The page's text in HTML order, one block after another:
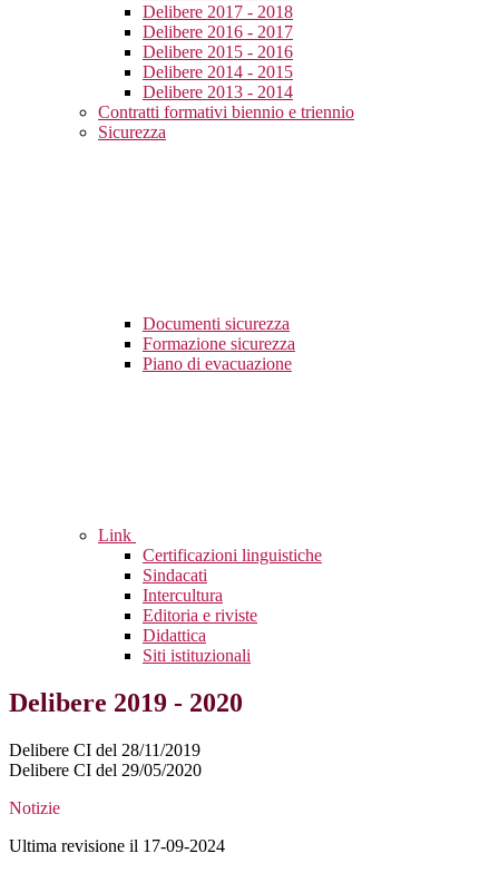
Delibere 2017 - 2018
Delibere 2016 - 2017
Delibere 2015 - 2016
Delibere 2014 - 2015
Delibere 2013 - 2014
Contratti formativi biennio e triennio
Sicurezza
Documenti sicurezza
Formazione sicurezza
Piano di evacuazione
Link
Certificazioni linguistiche
Sindacati
Intercultura
Editoria e riviste
Didattica
Siti istituzionali
Delibere 2019 - 2020
Delibere CI del 28/11/2019
Delibere CI del 29/05/2020
Notizie
Ultima revisione il 17-09-2024